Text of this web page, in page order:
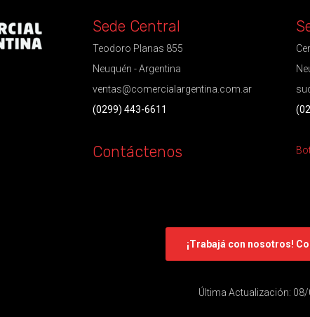
Sede Central
Teodoro Planas 855
Neuquén - Argentina
ventas@comercialargentina.com.ar
(0299) 443-6611
Contáctenos
¡Trabajá con nosotros!
Última Actualización: